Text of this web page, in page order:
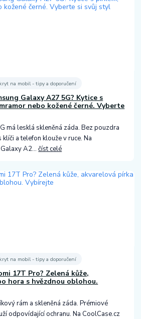
na mobil - tipy a doporučení
Galaxy A27 5G? Kytice s
nebo kožené černé. Vyberte
má lesklá skleněná záda. Bez pouzdra
a telefon klouže v ruce. Na
A2...číst celé
na mobil - tipy a doporučení
17T Pro? Zelená kůže,
hora s hvězdnou oblohou.
rám a skleněná záda. Prémiové
odpovídající ochranu. Na CoolCase.cz